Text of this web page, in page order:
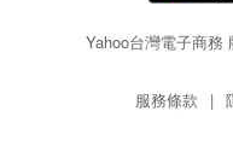
Yahoo台灣電子商務
服務條款 |